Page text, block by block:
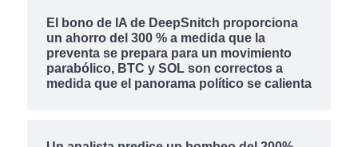
El bono de IA de DeepSnitch proporciona
un ahorro del 300 % a medida que la
preventa se prepara para un movimiento
parabólico, BTC y SOL son correctos a
medida que el panorama político se calienta